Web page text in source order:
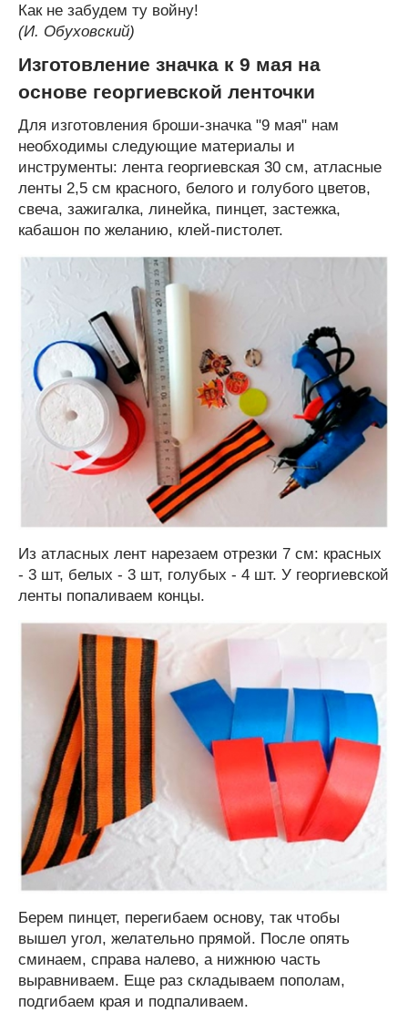
Как не забудем ту войну!
(И. Обуховский)
Изготовление значка к 9 мая на
основе георгиевской ленточки
Для изготовления броши-значка "9 мая" нам
необходимы следующие материалы и
инструменты: лента георгиевская 30 см, атласные
ленты 2,5 см красного, белого и голубого цветов,
свеча, зажигалка, линейка, пинцет, застежка,
кабашон по желанию, клей-пистолет.
Из атласных лент нарезаем отрезки 7 см: красных
- 3 шт, белых - 3 шт, голубых - 4 шт. У георгиевской
ленты попаливаем концы.
Берем пинцет, перегибаем основу, так чтобы
вышел угол, желательно прямой. После опять
сминаем, справа налево, а нижнюю часть
выравниваем. Еще раз складываем пополам,
подгибаем края и подпаливаем.